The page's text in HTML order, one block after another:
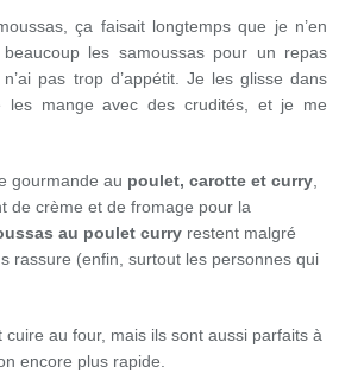
ça faisait longtemps que je n’en
les samoussas pour un repas
pas trop d’appétit. Je les glisse dans
les mange avec des crudités, et je me
gourmande au poulet, carotte et curry
de crème et de fromage pour la
au poulet curry restent malgré
rassure (enfin, surtout les personnes qui
au four, mais ils sont aussi parfaits à
encore plus rapide.